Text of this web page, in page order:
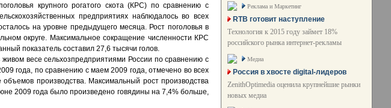
крупного рогатого скота (КРС) по сравнению с
предприятиях наблюдалось во всех
на уровне предыдущего месяца. Рост поголовья в
округе. Максимальное сокращение численности КРС
показатель составил 27,6 тысячи голов.
весе сельхозпредприятиями России по сравнению с
года, по сравнению с маем 2009 года, отмечено во всех
производства. Максимальный рост производства
2009 года было произведено говядины на 7,4% больше,
Реклама и Маркетинг
RTB готовит наступление
Технология к 2015 году займет 18%
российского рынка интернет-рекламы
Медиа
Россия в хвосте digital-лидеров
ZenithOptimedia оценила крупнейшие рынки
новых медиа